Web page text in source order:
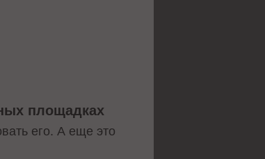
площадках
его. А еще это